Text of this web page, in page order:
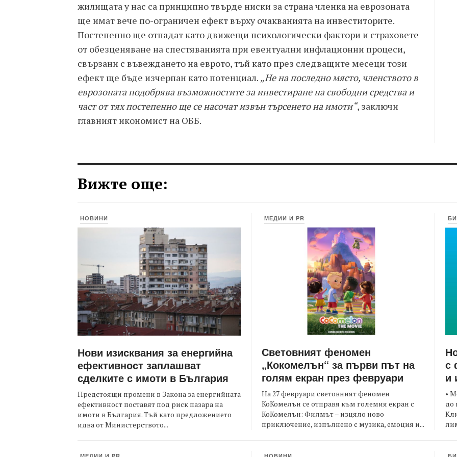
жилищата у нас са принципно твърде ниски за страна членка на еврозоната
ще имат вече по-ограничен ефект върху очакванията на инвеститорите.
Постепенно ще отпадат като движещи психологически фактори и страховете
от обезценяване на спестяванията при евентуални инфлационни процеси,
свързани с въвеждането на еврото, тъй като през следващите месеци този
ефект ще бъде изчерпан като потенциал. „Не на последно място, членството в
еврозоната подобрява възможностите за инвестиране на свободни средства и
част от тях постепенно ще се насочат извън търсенето на имоти“, заключи
главният икономист на ОББ.
Вижте още:
НОВИНИ
Нови изисквания за енергийна
ефективност заплашват
сделките с имоти в България
Предстоящи промени в Закона за енергийната
ефективност поставят под риск пазара на
имоти в България. Тъй като предложението
идва от Министерството...
МЕДИИ И PR
Световният феномен
„Кокомелън“ за първи път на
голям екран през февруари
На 27 февруари световният феномен
КоКомелън се отправя към големия екран с
КоКомелън: Филмът – изцяло ново
приключение, изпълнено с музика, емоция и...
с
и
•
до